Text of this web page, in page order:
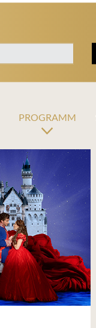
PROGRAMM